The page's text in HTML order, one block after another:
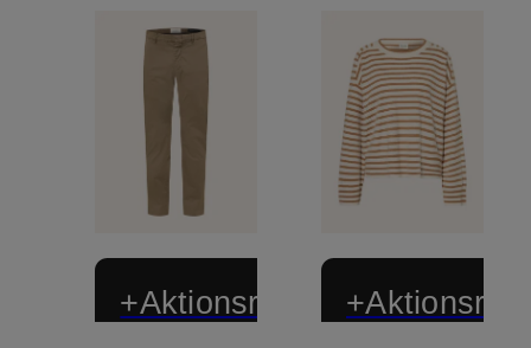
+Aktionsrabatt